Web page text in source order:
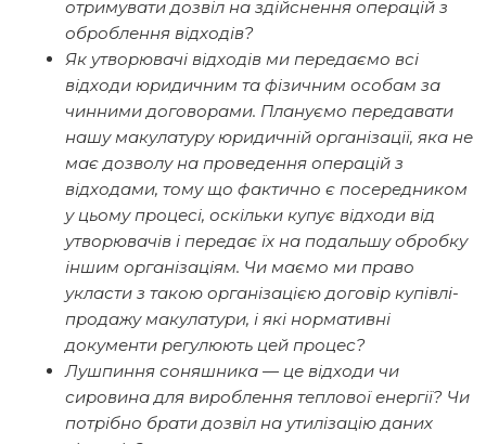
отримувати дозвіл на здійснення операцій з
оброблення відходів?
Як утворювачі відходів ми передаємо всі
відходи юридичним та фізичним особам за
чинними договорами. Плануємо передавати
нашу макулатуру юридичній організації, яка не
має дозволу на проведення операцій з
відходами, тому що фактично є посередником
у цьому процесі, оскільки купує відходи від
утворювачів і передає їх на подальшу обробку
іншим організаціям. Чи маємо ми право
укласти з такою організацією договір купівлі-
продажу макулатури, і які нормативні
документи регулюють цей процес?
Лушпиння соняшника — це відходи чи
сировина для вироблення теплової енергії? Чи
потрібно брати дозвіл на утилізацію даних